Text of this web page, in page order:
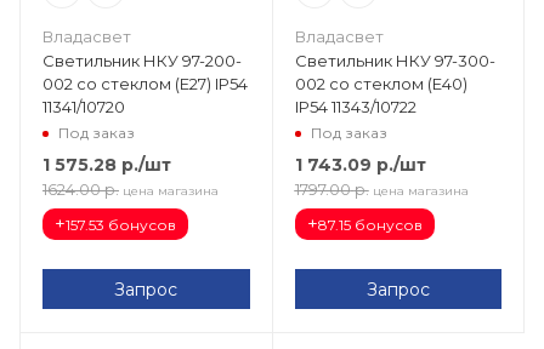
Владасвет
Светильник НКУ 97-200-
002 со стеклом (Е27) IP54
11341/10720
Под заказ
1 575.28 р./шт
1624.00 р. цена магазина
+157.53 бонусов
Запрос
Владасвет
Светильник НКУ 97-300-
002 со стеклом (Е40)
IP54 11343/10722
Под заказ
1 743.09 р./шт
1797.00 р. цена магазина
+87.15 бонусов
Запрос